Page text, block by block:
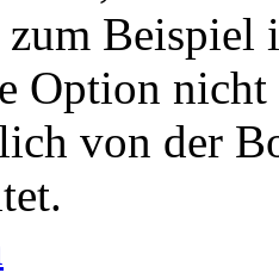
Beispiel
Option
von der